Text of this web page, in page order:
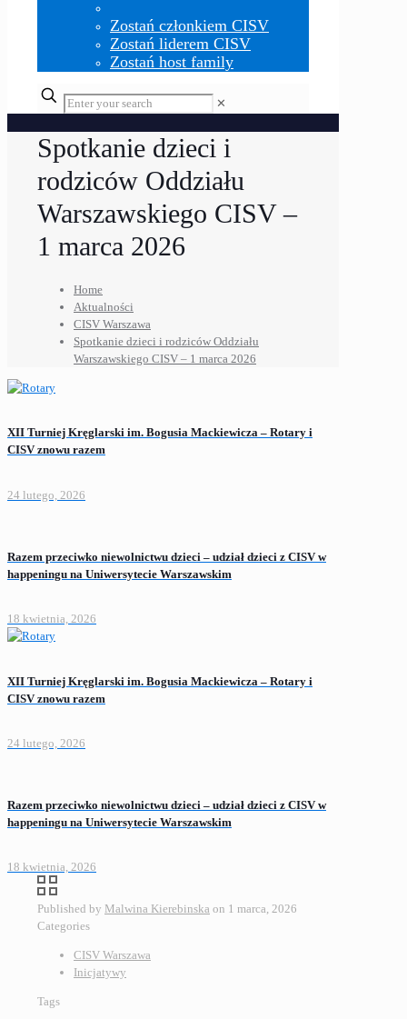
Zostań członkiem CISV
Zostań liderem CISV
Zostań host family
✕
Spotkanie dzieci i
rodziców Oddziału
Warszawskiego CISV –
1 marca 2026
Home
Aktualności
CISV Warszawa
Spotkanie dzieci i rodziców Oddziału
Warszawskiego CISV – 1 marca 2026
XII Turniej Kręglarski im. Bogusia Mackiewicza – Rotary i
CISV znowu razem
24 lutego, 2026
Razem przeciwko niewolnictwu dzieci – udział dzieci z CISV w
happeningu na Uniwersytecie Warszawskim
18 kwietnia, 2026
XII Turniej Kręglarski im. Bogusia Mackiewicza – Rotary i
CISV znowu razem
24 lutego, 2026
Razem przeciwko niewolnictwu dzieci – udział dzieci z CISV w
happeningu na Uniwersytecie Warszawskim
18 kwietnia, 2026
Published by Malwina Kierebinska on 1 marca, 2026
Categories
CISV Warszawa
Inicjatywy
Tags